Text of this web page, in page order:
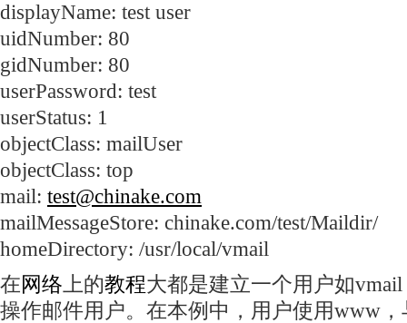
displayName: test user
uidNumber: 80
gidNumber: 80
userPassword: test
userStatus: 1
objectClass: mailUser
objectClass: top
mail: test@chinake.com
mailMessageStore: chinake.com/test/Maildir/
homeDirectory: /usr/local/vmail
在网络上的教程大都是建立一个用户如
操作邮件用户。在本例中，用户使用www，